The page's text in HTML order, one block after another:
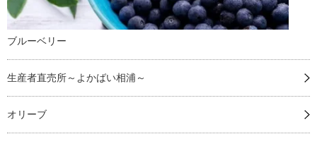
ブルーベリー
生産者直売所～よかばい相浦～
オリーブ